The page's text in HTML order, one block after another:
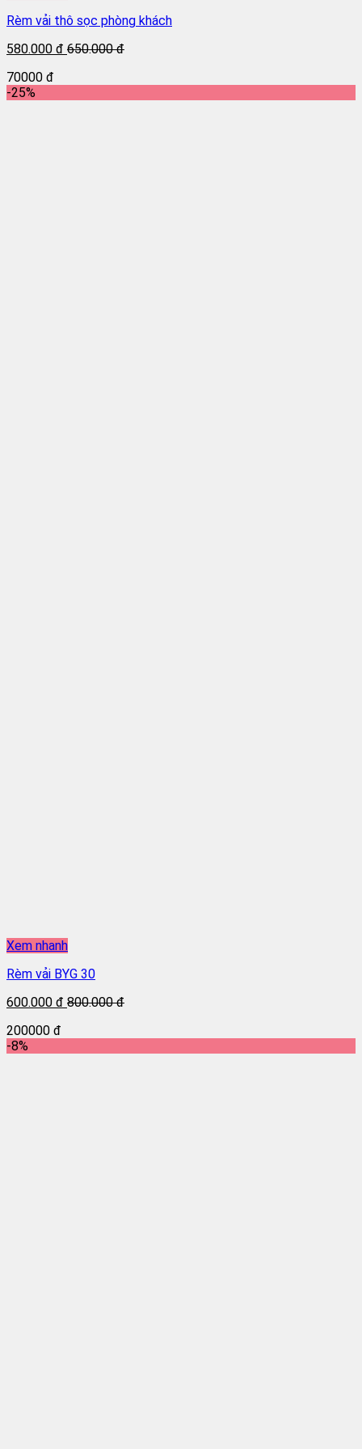
Rèm vải thô sọc phòng khách
580.000 đ 650.000 đ
70000 đ
-25%
Xem nhanh
Rèm vải BYG 30
600.000 đ 800.000 đ
200000 đ
-8%